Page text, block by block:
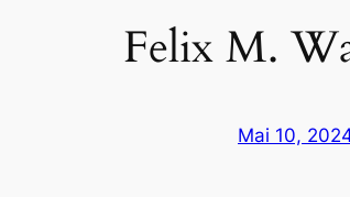
Felix M.
Mai 10,